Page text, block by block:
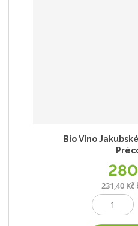
Bio Víno
231,40 Kč